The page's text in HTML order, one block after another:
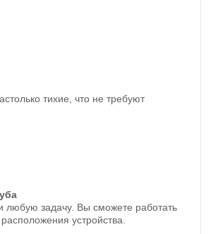
тихие, что не требуют
любую задачу. Вы сможете работать
устройства.